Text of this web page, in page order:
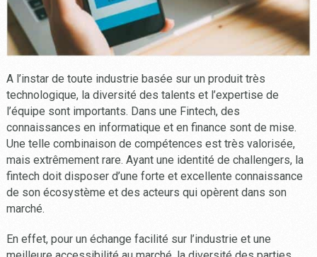
A l’instar de toute industrie basée sur un produit très
technologique, la diversité des talents et l’expertise de
l’équipe sont importants. Dans une Fintech, des
connaissances en informatique et en finance sont de mise.
Une telle combinaison de compétences est très valorisée,
mais extrêmement rare. Ayant une identité de challengers, la
fintech doit disposer d’une forte et excellente connaissance
de son écosystème et des acteurs qui opèrent dans son
marché.
En effet, pour un échange facilité sur l’industrie et une